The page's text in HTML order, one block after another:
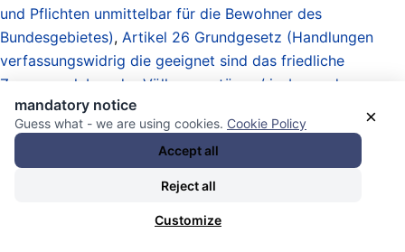
und Pflichten unmittelbar für die Bewohner des
Bundesgebietes), Artikel 26 Grundgesetz (Handlungen
verfassungswidrig die geeignet sind das friedliche
Zusammenleben der Völker zu stören / insbesondere
Vorbereitung eines Angriffskrieges)
Obermächte / Imperien / Imperialismus / nuclear powers /
upper powers / empires / imperialism
Recht auf Vergessen / neuralyzer victims / little reminders
booting the Christlich Demokratische
×
mandatory notice
Guess what - we are using cookies. Cookie Policy
Accept all
Reject all
Customize